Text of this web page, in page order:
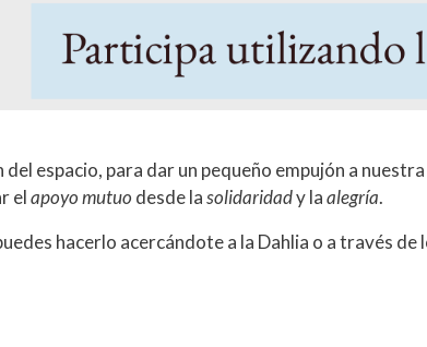
espacio, para dar un pequeño empujón a
elapoyo mutuo desde lasolidaridady laalegría.
hacerlo acercándote a la Dahlia o a través